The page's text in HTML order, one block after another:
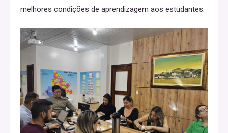
melhores condições de aprendizagem aos estudantes.